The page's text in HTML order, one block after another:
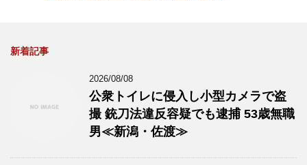
新着記事
2026/08/08
公衆トイレに侵入し小型カメラで盗
撮 銃刀法違反容疑でも逮捕 53歳無職
男≪新潟・佐渡≫